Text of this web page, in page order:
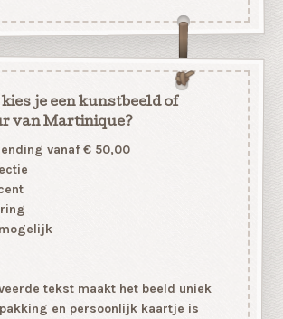
je een kunstbeeld of
van Martinique?
vanaf € 50,00
tekst maakt het beeld uniek
en persoonlijk kaartje is